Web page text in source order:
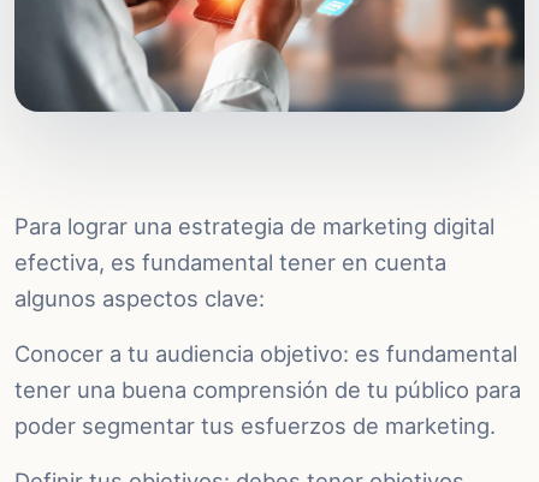
Para lograr una estrategia de marketing digital
efectiva, es fundamental tener en cuenta
algunos aspectos clave:
Conocer a tu audiencia objetivo: es fundamental
tener una buena comprensión de tu público para
poder segmentar tus esfuerzos de marketing.